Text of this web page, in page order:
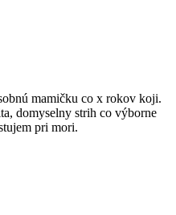
mamičku co x rokov koji.
domyselny strih co výborne
pri mori.